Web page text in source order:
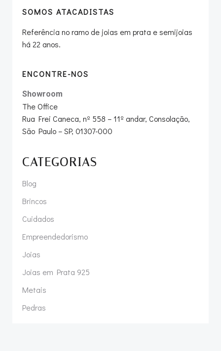
SOMOS ATACADISTAS
Referência no ramo de joias em prata e semijoias
há 22 anos.
ENCONTRE-NOS
Showroom
The Office
Rua Frei Caneca, nº 558 – 11º andar, Consolação,
São Paulo – SP, 01307-000
CATEGORIAS
Blog
Brincos
Cuidados
Empreendedorismo
Joias
Joias em Prata 925
Metais
Pedras